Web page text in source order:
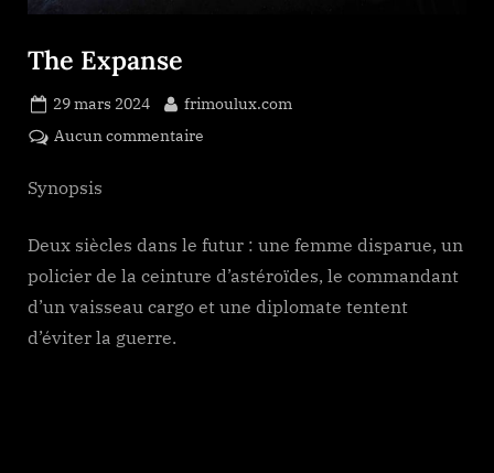
The Expanse
Posted
on
29 mars 2024 By
frimoulux.com
Aucun commentaire
Synopsis
Deux siècles dans le futur : une femme disparue, un
policier de la ceinture d’astéroïdes, le commandant
d’un vaisseau cargo et une diplomate tentent
d’éviter la guerre.